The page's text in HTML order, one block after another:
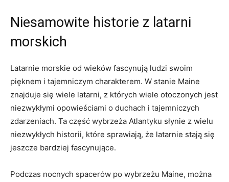
Niesamowite historie z latarni
morskich
Latarnie⁣ morskie ‌od wieków fascynują ludzi swoim
pięknem i⁤ tajemniczym charakterem. W stanie Maine
znajduje się wiele latarni, z których wiele otoczonych jest
niezwykłymi ⁢opowieściami o ‌duchach i tajemniczych
zdarzeniach. Ta część wybrzeża Atlantyku słynie z‍ wielu
niezwykłych historii, które sprawiają, że latarnie stają się
jeszcze​ bardziej fascynujące.
Podczas nocnych spacerów po wybrzeżu Maine, można